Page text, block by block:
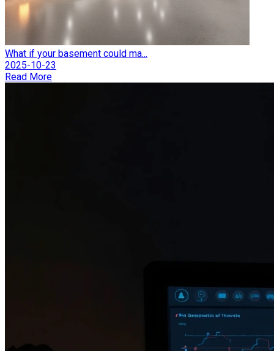
What if your basement could ma...
2025-10-23
Read More